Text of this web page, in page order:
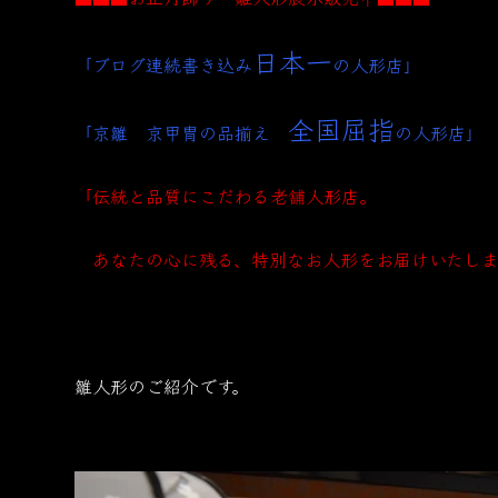
「ブログ連続書き込み 日本一の人形店」
「京雛 京甲冑の品揃え 全国屈指の人形店」
「伝統と品質にこだわる老舗人形店。
あなたの心に残る、特別なお人形をお届けいたし
雛人形のご紹介です。